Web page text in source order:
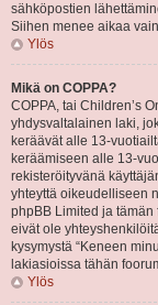
sähköpostien
Siihen menee aikaa
Ylös
Mikä on COPPA?
COPPA, tai Children’s
yhdysvaltalainen laki,
keräävät alle 13-
keräämiseen alle 13-
rekisteröityvänä
yhteyttä oikeudelliseen
phpBB Limited ja
eivät ole
kysymystä “Keneen
lakiasioissa tähän
Ylös